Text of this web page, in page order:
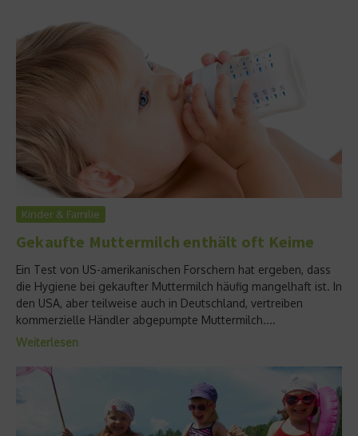
Kinder & Familie
Gekaufte Muttermilch enthält oft Keime
Ein Test von US-amerikanischen Forschern hat ergeben, dass
die Hygiene bei gekaufter Muttermilch häufig mangelhaft ist. In
den USA, aber teilweise auch in Deutschland, vertreiben
kommerzielle Händler abgepumpte Muttermilch....
Weiterlesen